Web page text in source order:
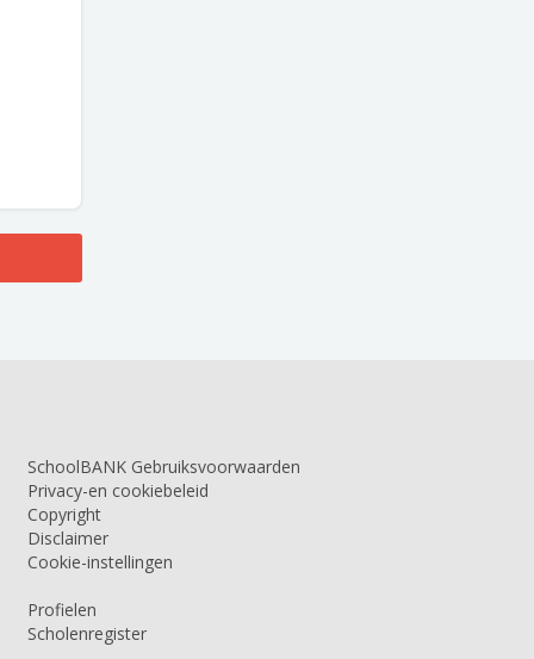
SchoolBANK Gebruiksvoorwaarden
Privacy-en cookiebeleid
Copyright
Disclaimer
Cookie-instellingen
Profielen
Scholenregister